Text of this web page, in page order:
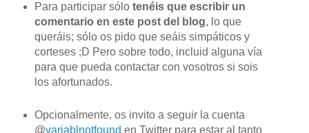
Para participar sólo tenéis que escribir un
comentario en este post del blog, lo que
queráis; sólo os pido que seáis simpáticos y
corteses ;D Pero sobre todo, incluid alguna vía
para que pueda contactar con vosotros si sois
los afortunados.
Opcionalmente, os invito a seguir la cuenta
@variablnotfound en Twitter para estar al tanto